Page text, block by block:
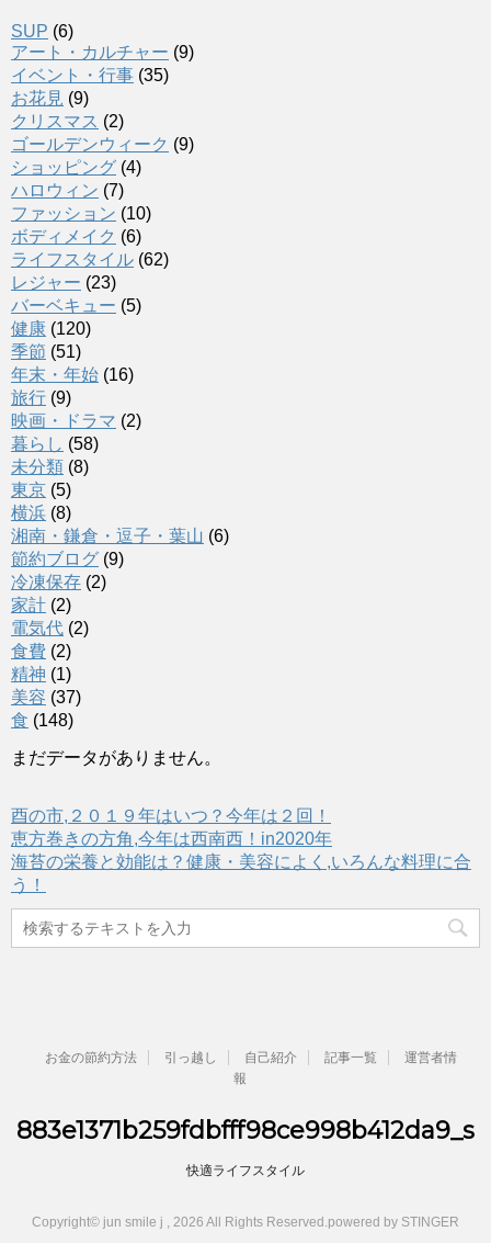
SUP (6)
アート・カルチャー (9)
イベント・行事 (35)
お花見 (9)
クリスマス (2)
ゴールデンウィーク (9)
ショッピング (4)
ハロウィン (7)
ファッション (10)
ボディメイク (6)
ライフスタイル (62)
レジャー (23)
バーベキュー (5)
健康 (120)
季節 (51)
年末・年始 (16)
旅行 (9)
映画・ドラマ (2)
暮らし (58)
未分類 (8)
東京 (5)
横浜 (8)
湘南・鎌倉・逗子・葉山 (6)
節約ブログ (9)
冷凍保存 (2)
家計 (2)
電気代 (2)
食費 (2)
精神 (1)
美容 (37)
食 (148)
まだデータがありません。
酉の市,２０１９年はいつ？今年は２回！
恵方巻きの方角,今年は西南西！in2020年
海苔の栄養と効能は？健康・美容によく,いろんな料理に合
う！
お金の節約方法 引っ越し 自己紹介 記事一覧
運営者情
報
883e1371b259fdbfff98ce998b412da9_s
快適ライフスタイル
Copyright© jun smile j , 2026 All Rights Reserved.powered by STINGER